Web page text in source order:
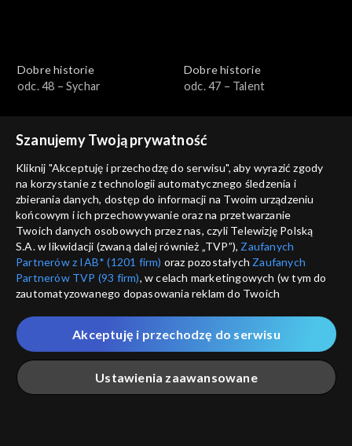
Dobre historie
odc. 48 – Sychar
Dobre historie
odc. 47 – Talent
Dobre historie
odc. 46 – Arka
Dobre historie
odc. 45 – Przyjaciele
seniorów
Dobre historie
odc. 44 – Fundacja Orszak
Trzech Króli
Dobre historie
odc. 43 – Wzrastanie
Szanujemy Twoją prywatność
Kliknij "Akceptuję i przechodzę do serwisu", aby wyrazić zgody
na korzystanie z technologii automatycznego śledzenia i
zbierania danych, dostęp do informacji na Twoim urządzeniu
końcowym i ich przechowywanie oraz na przetwarzanie
Twoich danych osobowych przez nas, czyli Telewizję Polską
S.A. w likwidacji (zwaną dalej również „TVP”), Zaufanych
Partnerów z IAB* (1201 firm) oraz pozostałych Zaufanych
Partnerów TVP (93 firm), w celach marketingowych (w tym do
zautomatyzowanego dopasowania reklam do Twoich
które wskazujemy poniżej, a także zgody na udostępnianie
przez nas identyfikatora PPID do Google.
Twoje dane osobowe zbierane podczas odwiedzania przez
Ciebie naszych
poszczególnych serwisówzwanych dalej
„Portalem”, w tym informacje zapisywane za pomocą
Ustawienia zaawansowane
Akceptuję i przechodzę do serwisu